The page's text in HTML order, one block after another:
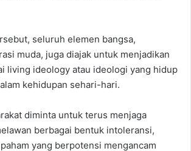
seluruh elemen bangsa,
muda, juga diajak untuk menjadikan
living ideology atau ideologi yang hidup
kehidupan sehari-hari.
diminta untuk terus menjaga
berbagai bentuk intoleransi,
yang berpotensi mengancam